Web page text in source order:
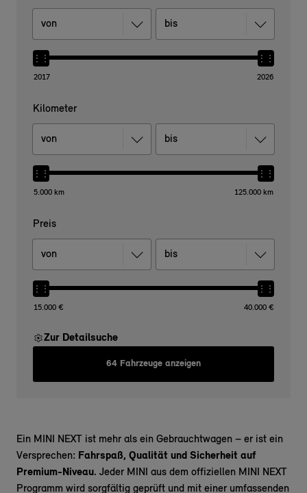
2017 2026
Kilometer
5.000 km 125.000 km
Preis
15.000 € 40.000 €
Zur Detailsuche
64 Fahrzeuge anzeigen
Ein MINI NEXT ist mehr als ein Gebrauchtwagen – er ist ein
Versprechen: Fahrspaß, Qualität und Sicherheit auf
Premium-Niveau. Jeder MINI aus dem offiziellen MINI NEXT
Programm wird sorgfältig geprüft und mit einer umfassenden